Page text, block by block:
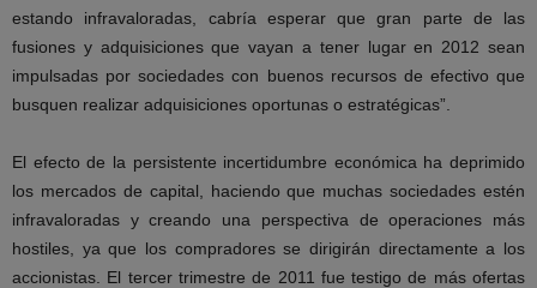
estando infravaloradas, cabría esperar que gran parte de las
fusiones y adquisiciones que vayan a tener lugar en 2012 sean
impulsadas por sociedades con buenos recursos de efectivo que
busquen realizar adquisiciones oportunas o estratégicas”.
El efecto de la persistente incertidumbre económica ha deprimido
los mercados de capital, haciendo que muchas sociedades estén
infravaloradas y creando una perspectiva de operaciones más
hostiles, ya que los compradores se dirigirán directamente a los
accionistas. El tercer trimestre de 2011 fue testigo de más ofertas